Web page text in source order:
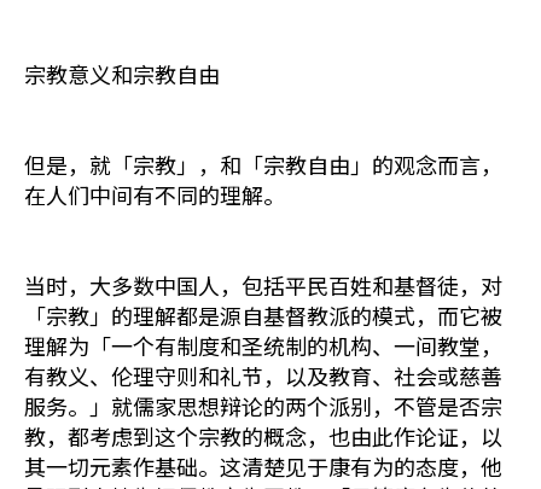
宗教意义和宗教自由
但是，就「宗教」，和「宗教自由」的观念而言，
在人们中间有不同的理解。
当时，大多数中国人，包括平民百姓和基督徒，对
「宗教」的理解都是源自基督教派的模式，而它被
理解为「一个有制度和圣统制的机构、一间教堂，
有教义、伦理守则和礼节，以及教育、社会或慈善
服务。」就儒家思想辩论的两个派别，不管是否宗
教，都考虑到这个宗教的概念，也由此作论证，以
其一切元素作基础。这清楚见于康有为的态度，他